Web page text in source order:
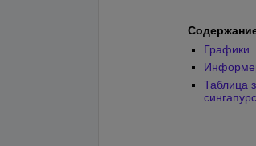
Графики
Таблица